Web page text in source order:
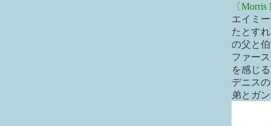
〔Morris
エイミ
たとす
の父と
ファー
を感じ
デニス
弟とガ